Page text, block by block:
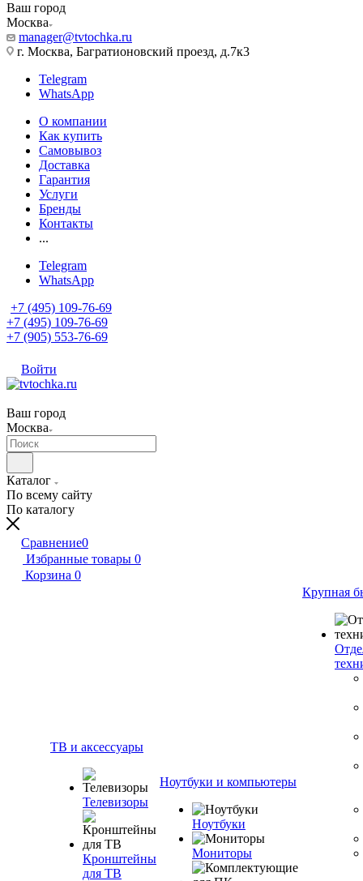
Ваш город
Москва
manager@tvtochka.ru
г. Москва, Багратионовский проезд, д.7к3
Telegram
WhatsApp
О компании
Как купить
Самовывоз
Доставка
Гарантия
Услуги
Бренды
Контакты
...
Telegram
WhatsApp
+7 (495) 109-76-69
+7 (495) 109-76-69
+7 (905) 553-76-69
Войти
Ваш город
Москва
Каталог
По всему сайту
По каталогу
Сравнение0
Избранные товары 0
Корзина 0
ТВ и аксессуары
Телевизоры
Кронштейны
для ТВ
Ноутбуки и компьютеры
Ноутбуки
Мониторы
Крупная